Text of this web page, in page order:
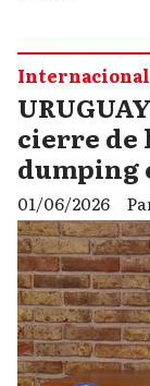
cierre de
dumping
01/06/2026